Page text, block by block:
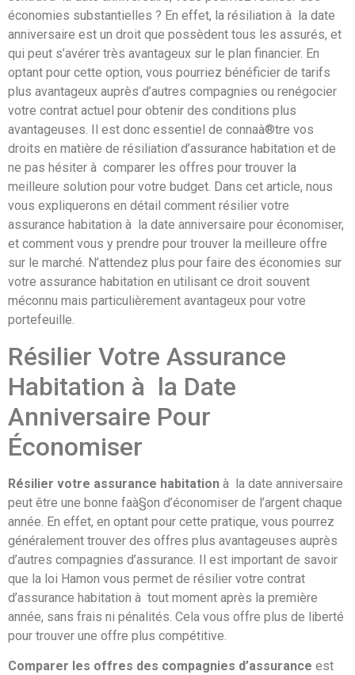
économies substantielles ? En effet, la résiliation à la date
anniversaire est un droit que possèdent tous les assurés, et
qui peut s’avérer très avantageux sur le plan financier. En
optant pour cette option, vous pourriez bénéficier de tarifs
plus avantageux auprès d’autres compagnies ou renégocier
votre contrat actuel pour obtenir des conditions plus
avantageuses. Il est donc essentiel de connaà®tre vos
droits en matière de résiliation d’assurance habitation et de
ne pas hésiter à comparer les offres pour trouver la
meilleure solution pour votre budget. Dans cet article, nous
vous expliquerons en détail comment résilier votre
assurance habitation à la date anniversaire pour économiser,
et comment vous y prendre pour trouver la meilleure offre
sur le marché. N’attendez plus pour faire des économies sur
votre assurance habitation en utilisant ce droit souvent
méconnu mais particulièrement avantageux pour votre
portefeuille.
Résilier Votre Assurance
Habitation à la Date
Anniversaire Pour
Économiser
Résilier votre assurance habitation à la date anniversaire
peut être une bonne faà§on d’économiser de l’argent chaque
année. En effet, en optant pour cette pratique, vous pourrez
généralement trouver des offres plus avantageuses auprès
d’autres compagnies d’assurance. Il est important de savoir
que la loi Hamon vous permet de résilier votre contrat
d’assurance habitation à tout moment après la première
année, sans frais ni pénalités. Cela vous offre plus de liberté
pour trouver une offre plus compétitive.
Comparer les offres des compagnies d’assurance est